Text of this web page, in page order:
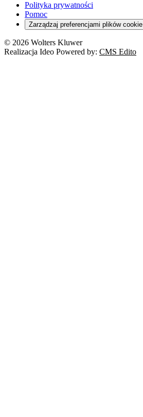
Deregulacja
Cyberbezpieczeństwo
Franczyza
Prawo autorskie
Orzeczenia
RODO
Polityka prywatności
Pomoc
Zarządzaj preferencjami plików cookie
© 2026 Wolters Kluwer
Realizacja Ideo Powered by: CMS Edito